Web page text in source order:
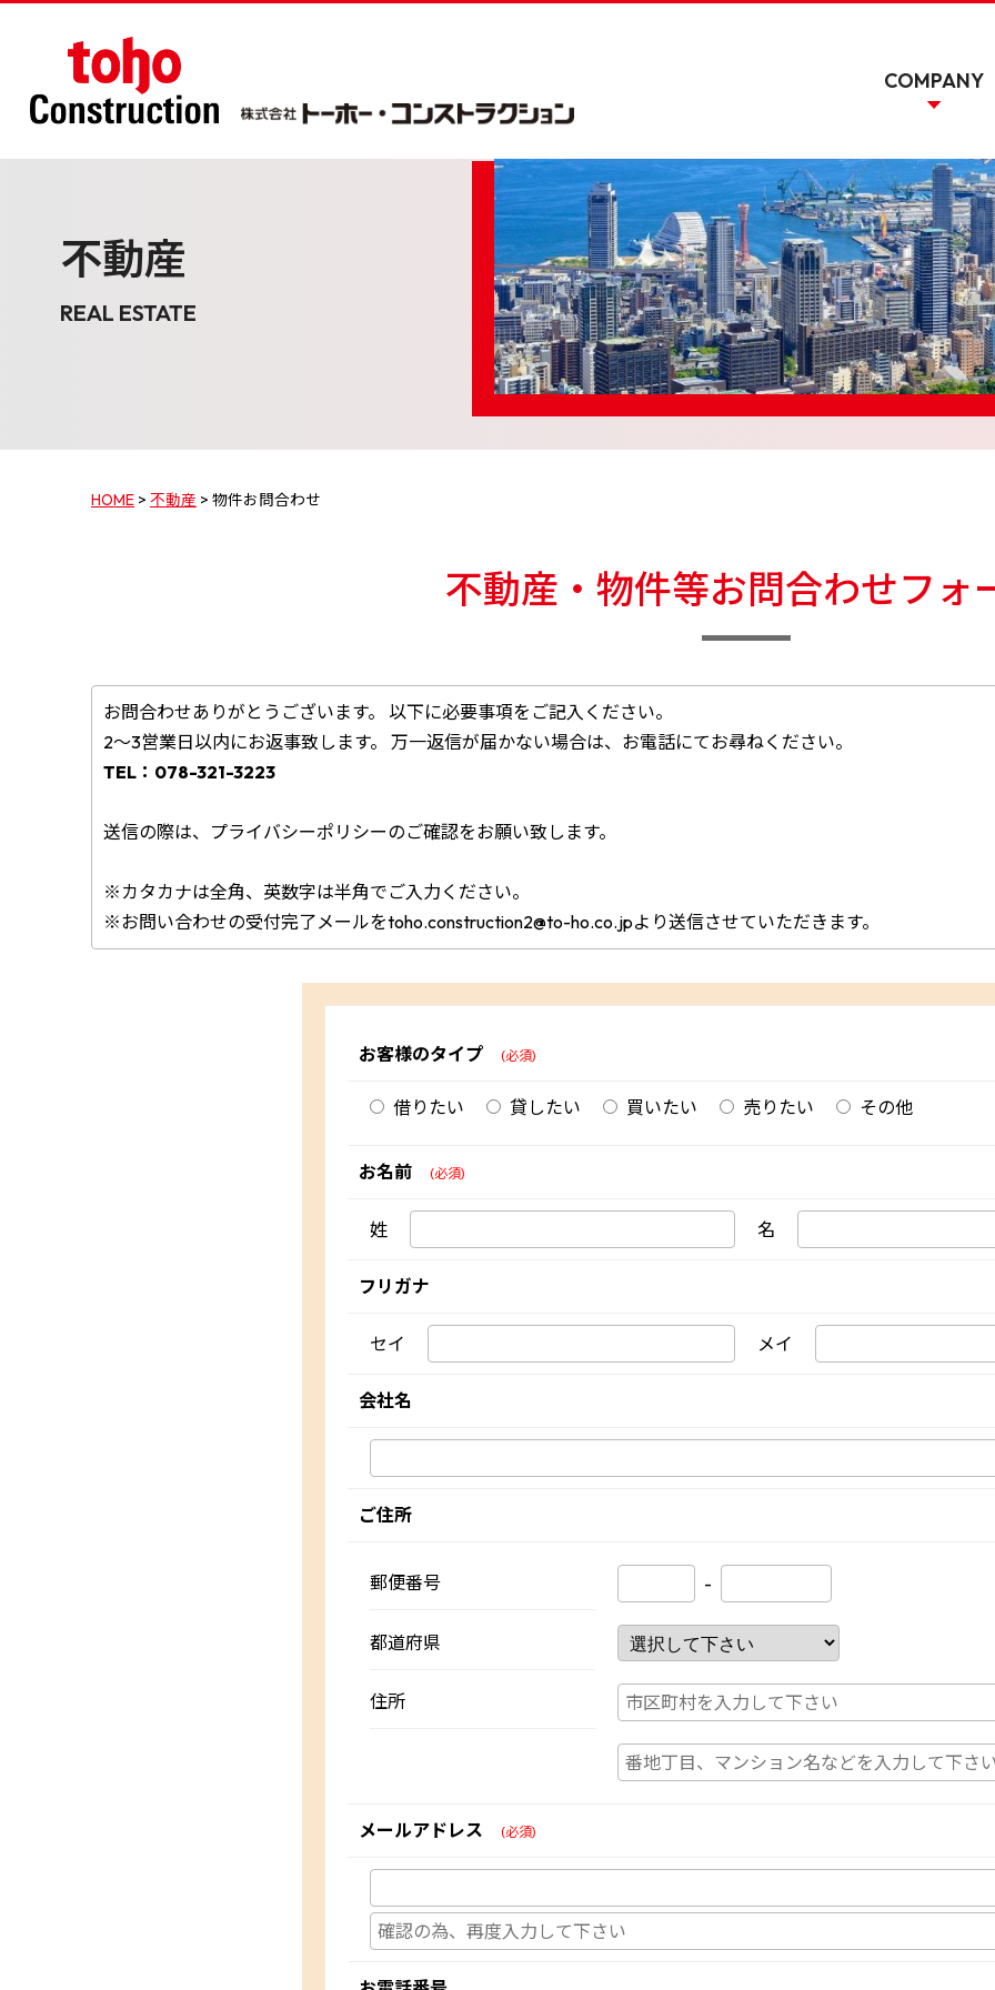
COMPANY
不動産
REAL ESTATE
HOME > 不動産 > 物件お問合わせ
不動産・物件等お問合わせフォ
お問合わせありがとうございます。 以下に必要事項をご記入ください。
2～3営業日以内にお返事致します。 万一返信が届かない場合は、お電話にてお尋ねください。
TEL：078-321-3223
送信の際は、プライバシーポリシーのご確認をお願い致します。
※カタカナは全角、英数字は半角でご入力ください。
※お問い合わせの受付完了メールをtoho.construction2@to-ho.co.jpより送信させていただきます。
お客様のタイプ (必須)
借りたい 貸したい 買いたい 売りたい その他
お名前 (必須)
姓 名
フリガナ
セイ メイ
会社名
ご住所
郵便番号 -
都道府県
住所
メールアドレス (必須)